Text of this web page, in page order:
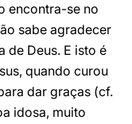
encontra-se no
sabe agradecer
de Deus. E isto é
quando curou
dar graças (cf.
idosa, muito